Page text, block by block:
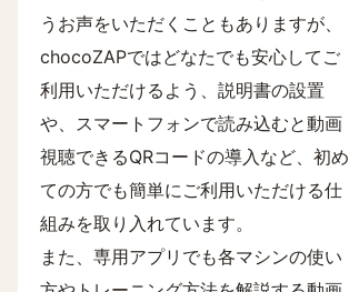
うお声をいただくこともありますが、
chocoZAPではどなたでも安心してご
利用いただけるよう、説明書の設置
や、スマートフォンで読み込むと動画
視聴できるQRコードの導入など、初め
ての方でも簡単にご利用いただける仕
組みを取り入れています。
また、専用アプリでも各マシンの使い